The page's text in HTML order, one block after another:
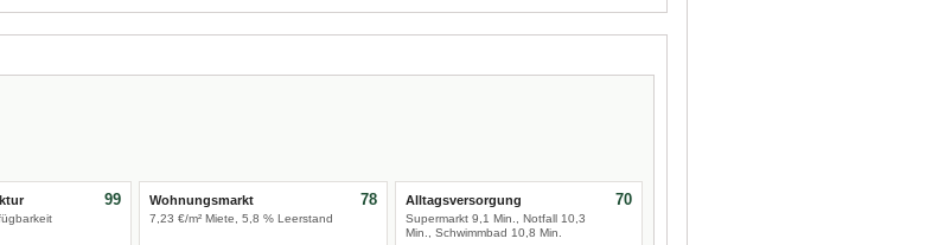
99 Wohnungsmarkt
7,23 €/m² Miete, 5,8 % Leerstand
78 Alltagsversorgung
Supermarkt 9,1 Min., Notfall 10,3
Min., Schwimmbad 10,8 Min.
70